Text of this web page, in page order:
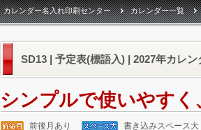
カレンダー名入れ印刷センター カレンダー一覧
SD13 | 予定表(標語入) | 2027年カレン
シンプルで使いやす
前後月あり 書き込みスペース大